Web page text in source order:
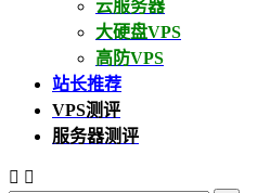
云服务器
大硬盘VPS
高防VPS
站长推荐
VPS测评
服务器测评
 